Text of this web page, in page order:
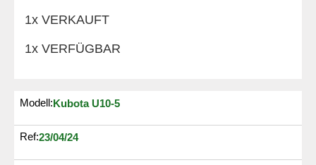
1x VERKAUFT
1x VERFÜGBAR
Modell:Kubota U10-5
Ref:23/04/24